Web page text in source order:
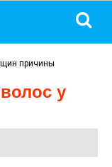
причины